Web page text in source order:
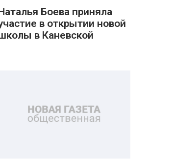
Боева приняла
в открытии новой
в Каневской